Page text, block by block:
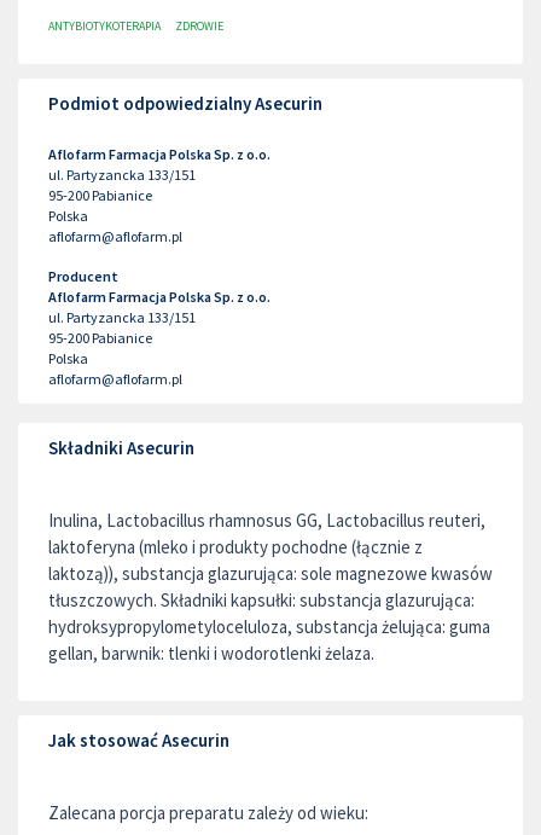
ANTYBIOTYKOTERAPIA ZDROWIE
Podmiot odpowiedzialny Asecurin
Aflofarm Farmacja Polska Sp. z o.o.
ul. Partyzancka 133/151
95-200Pabianice
Polska
aflofarm@aflofarm.pl
Producent
Aflofarm Farmacja Polska Sp. z o.o.
ul. Partyzancka 133/151
95-200Pabianice
Polska
aflofarm@aflofarm.pl
Składniki Asecurin
Inulina, Lactobacillus rhamnosus GG, Lactobacillus reuteri,
laktoferyna (mleko i produkty pochodne (łącznie z
laktozą)), substancja glazurująca: sole magnezowe kwasów
tłuszczowych. Składniki kapsułki: substancja glazurująca:
hydroksypropylometyloceluloza, substancja żelująca: guma
gellan, barwnik: tlenki i wodorotlenki żelaza.
Jak stosować Asecurin
Zalecana porcja preparatu zależy od wieku: